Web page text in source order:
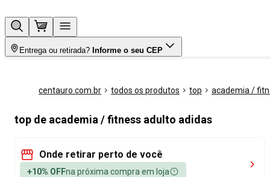
Entrega ou retirada? Informe o seu CEP
centauro.com.br todos os produtos top academia /
top de academia / fitness adulto adidas
Onde retirar perto de você
+10% OFFna próxima compra em loja